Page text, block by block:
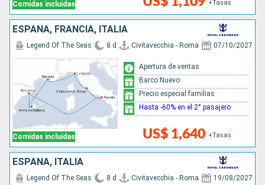
Comidas incluidas +Tasas
ESPAÑA, FRANCIA, ITALIA
Comidas incluidas
Legend Of The Seas 8 d Civitavecchia - Roma 07/10/2027
US$ 1,640 +Tasas
Apertura de ventas
Barco Nuevo
Precio especial familias
Hasta -60% en el 2° pasajero
ESPAÑA, ITALIA
Legend Of The Seas 8 d Civitavecchia - Roma 19/08/2027